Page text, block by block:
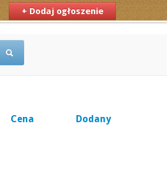
+ Dodaj ogłoszenie
Cena Dodany